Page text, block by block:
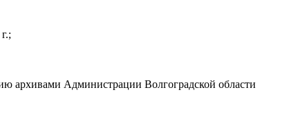
архивами Администрации Волгоградской области